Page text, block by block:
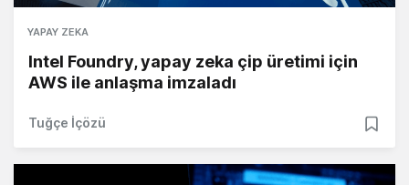
YAPAY ZEKA
Intel Foundry, yapay zeka çip üretimi için
AWS ile anlaşma imzaladı
Tuğçe İçözü